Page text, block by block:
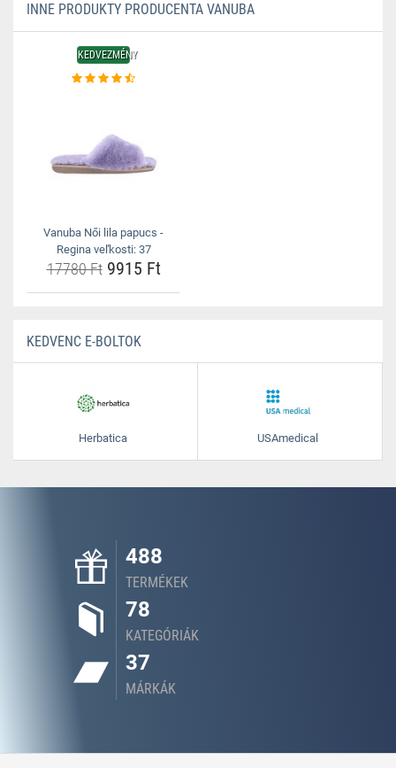
INNE PRODUKTY PRODUCENTA VANUBA
KEDVEZMÉNY
Vanuba Női lila papucs -
Regina veľkosti: 37
17780 Ft9915 Ft
KEDVENC E-BOLTOK
Herbatica USAmedical
488
TERMÉKEK
78
KATEGÓRIÁK
37
MÁRKÁK